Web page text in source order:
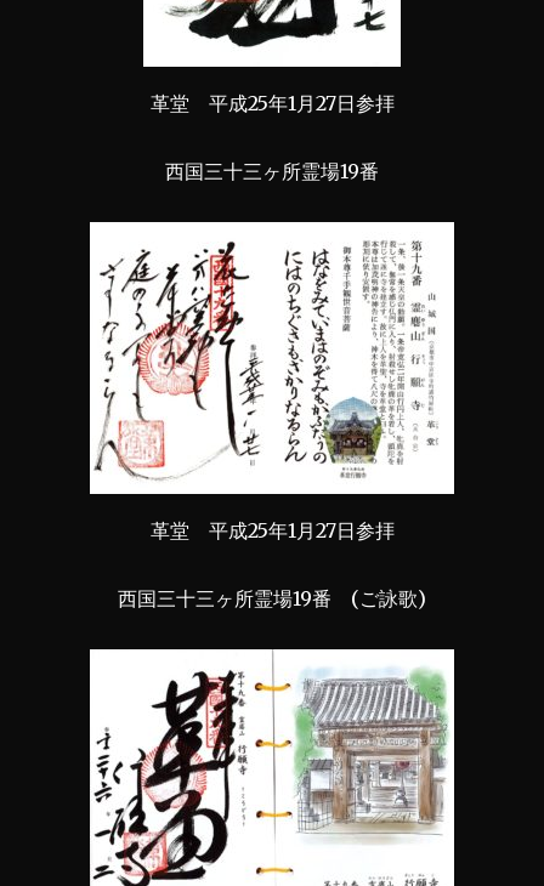
革堂 平成25年1月27日参拝
西国三十三ヶ所霊場19番
革堂 平成25年1月27日参拝
西国三十三ヶ所霊場19番 (ご詠歌)